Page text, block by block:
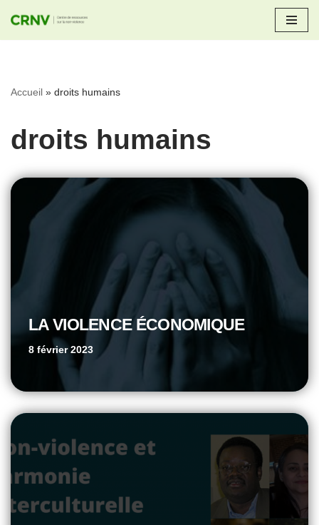
Aller
Accueil » droits humains
droits humains
LA VIOLENCE ÉCONOMIQUE
8 février 2023